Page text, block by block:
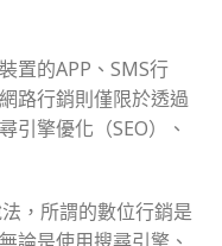
置的APP、SMS行
路行銷則僅限於透過
引擎優化（SEO）、
，所謂的數位行銷是